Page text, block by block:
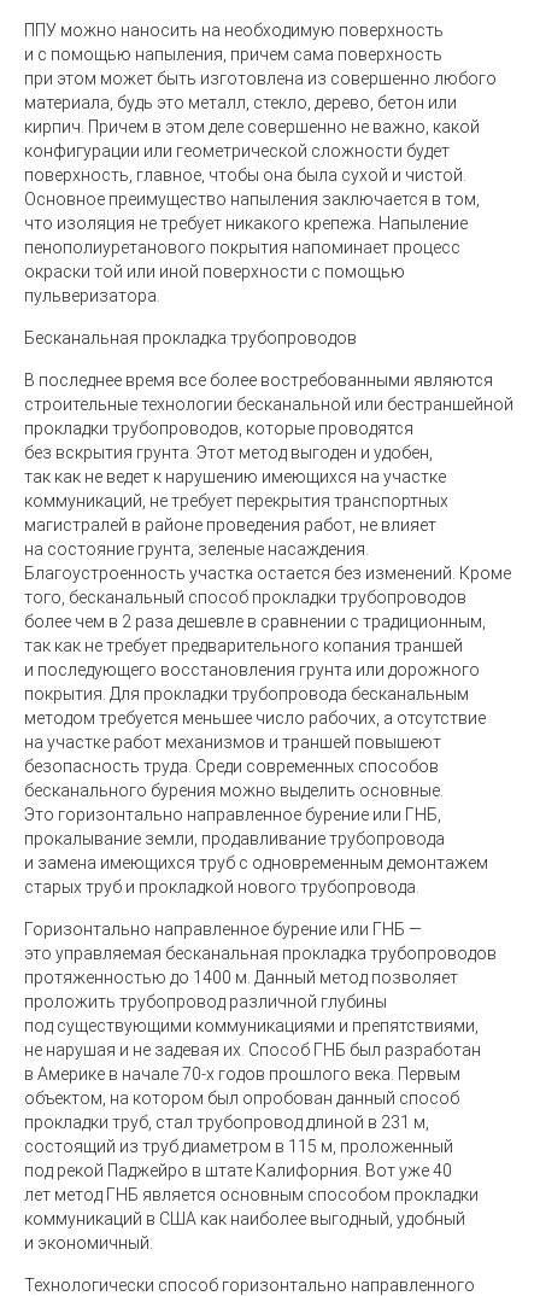
ППУ можно наносить на необходимую поверхность
и с помощью напыления, причем сама поверхность
при этом может быть изготовлена из совершенно любого
материала, будь это металл, стекло, дерево, бетон или
кирпич. Причем в этом деле совершенно не важно, какой
конфигурации или геометрической сложности будет
поверхность, главное, чтобы она была сухой и чистой.
Основное преимущество напыления заключается в том,
что изоляция не требует никакого крепежа. Напыление
пенополиуретанового покрытия напоминает процесс
окраски той или иной поверхности с помощью
пульверизатора.
Бесканальная прокладка трубопроводов
В последнее время все более востребованными являются
строительные технологии бесканальной или бестраншейной
прокладки трубопроводов, которые проводятся
без вскрытия грунта. Этот метод выгоден и удобен,
так как не ведет к нарушению имеющихся на участке
коммуникаций, не требует перекрытия транспортных
магистралей в районе проведения работ, не влияет
на состояние грунта, зеленые насаждения.
Благоустроенность участка остается без изменений. Кроме
того, бесканальный способ прокладки трубопроводов
более чем в 2 раза дешевле в сравнении с традиционным,
так как не требует предварительного копания траншей
и последующего восстановления грунта или дорожного
покрытия. Для прокладки трубопровода бесканальным
методом требуется меньшее число рабочих, а отсутствие
на участке работ механизмов и траншей повышеют
безопасность труда. Среди современных способов
бесканального бурения можно выделить основные.
Это горизонтально направленное бурение или ГНБ,
прокалывание земли, продавливание трубопровода
и замена имеющихся труб с одновременным демонтажем
старых труб и прокладкой нового трубопровода.
Горизонтально направленное бурение или ГНБ —
это управляемая бесканальная прокладка трубопроводов
протяженностью до 1400 м. Данный метод позволяет
проложить трубопровод различной глубины
под существующими коммуникациями и препятствиями,
не нарушая и не задевая их. Способ ГНБ был разработан
в Америке в начале70-х годов прошлого века. Первым
объектом, на котором был опробован данный способ
прокладки труб, стал трубопровод длиной в 231 м,
состоящий из труб диаметром в 115 м, проложенный
под рекой Паджейро в штате Калифорния. Вот уже 40
лет метод ГНБ является основным способом прокладки
коммуникаций в США как наиболее выгодный, удобный
и экономичный.
Технологически способ горизонтально направленного